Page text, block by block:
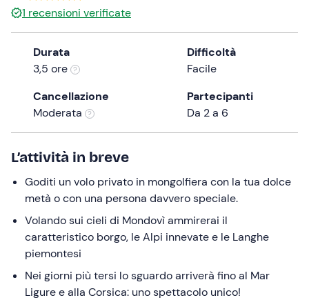
the
question
mark
keyboard
shortcuts
for
changing
dates.
1 recensioni verificate
Durata
3,5 ore
Difficoltà
Facile
Cancellazione
Moderata
Partecipanti
Da 2 a 6
L’attività in breve
Goditi un volo privato in mongolfiera con la tua dolce
metà o con una persona davvero speciale.
Volando sui cieli di Mondovì ammirerai il
caratteristico borgo, le Alpi innevate e le Langhe
piemontesi
Nei giorni più tersi lo sguardo arriverà fino al Mar
Ligure e alla Corsica: uno spettacolo unico!